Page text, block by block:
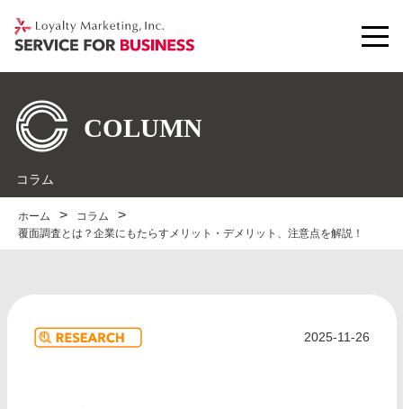
コラム
ホーム
コラム
覆面調査とは？企業にもたらすメリット・デメリット、注意点を解説！
2025-11-26